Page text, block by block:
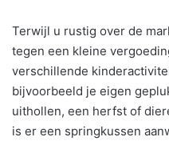
Terwijl u rustig over de
tegen een kleine
verschillende
bijvoorbeeld je eigen
uithollen, een herfst of
is er een springkussen